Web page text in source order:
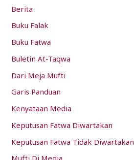
f
o
r
:
Berita
Buku Falak
Buku Fatwa
Buletin At-Taqwa
Dari Meja Mufti
Garis Panduan
Kenyataan Media
Keputusan Fatwa Diwartakan
Keputusan Fatwa Tidak Diwartakan